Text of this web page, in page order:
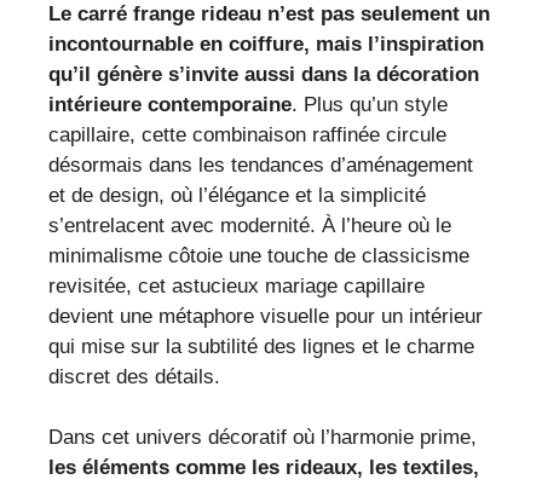
Le carré frange rideau n’est pas seulement un
incontournable en coiffure, mais l’inspiration
qu’il génère s’invite aussi dans la décoration
intérieure contemporaine. Plus qu’un style
capillaire, cette combinaison raffinée circule
désormais dans les tendances d’aménagement
et de design, où l’élégance et la simplicité
s’entrelacent avec modernité. À l’heure où le
minimalisme côtoie une touche de classicisme
revisitée, cet astucieux mariage capillaire
devient une métaphore visuelle pour un intérieur
qui mise sur la subtilité des lignes et le charme
discret des détails.
Dans cet univers décoratif où l’harmonie prime,
les éléments comme les rideaux, les textiles,